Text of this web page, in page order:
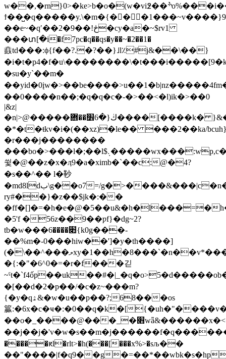
w��,�rn}0>�ke>b�o�(w�vi߶��ׯo%���i���m}>���n�v���{�\@�ϭlҩ��o�40�t�����ʊ�|
��e~�qʹ��2�9��!څ�cy�a�~$rv1
���տ[�i�f7pc�q��qs�y��~�2��1�
鼖td���:ϕ{f��?.�?��}˩l٪#j&��\��}
�i�
�su�y`��m �
��yid�0įw�>��be����
��0����n��;�q�q�c�-�>�� <�l)ik�>��0
|&z|
�n|>@�����ڬ{�6׾��܎����[����k� }&��h���s�����7�'�!
�*�t�ŧkv�i�(��xz)�le�� ���2��ka/
�r���j��������
���bo�>���l�;��l$܉�����wx���:wp,c����m���uy�,�c�����ud�'���~�n�
쓏�@��z�x�ӆ9�a�ximb�`��c:@�4?
�s��^�� l�䩖
�md8ldب\g��o7=/g�>����&���|c�n���ס��c*��˗����%̣e�'��זzpbh�8���
ry#��}�z��$jk�:��
�ff�[]�=�h�e�@�5��u&�h�l���=�
�5'f �56z��9��ƿf}�dg~2?
tb�w���׊����6{k0g���-
��%m�-0���hiw��']�y�th����]
(�\��^���ލxy�1��h�8���`�n��v*����p��
�{:�"�6^0�=�r�f���긷
~ˤt�`f4ốp��uk
�[��d�2�p��/�c�z~���m?
{�y�qۿ&�w�u��p��?;68���os
籯:�6x�c�ҹ�:�0��q�k�[
��o�_����@���_�׋
��j��j�'
�����ԟl�rlt>�h(���[���x%>�sљ��
��"����|f�q9��g